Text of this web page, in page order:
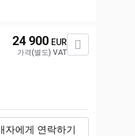
24 900 EUR
가격(별도) VAT
자에게 연락하기